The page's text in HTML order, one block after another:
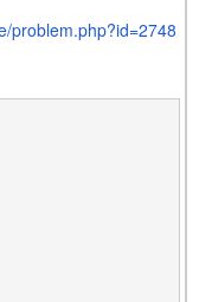
problem.php?id=2748